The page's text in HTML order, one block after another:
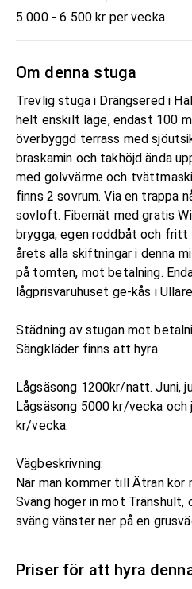
5 000 - 6 500 kr per vecka
Om denna stuga
Trevlig stuga i Drängsered i
helt enskilt läge, endast 100
överbyggd terrass med
braskamin och takhöjd ända
med golvvärme och
finns 2 sovrum. Via en trappa
sovloft. Fibernät med gratis
brygga, egen roddbåt och
årets alla skiftningar i denna
på tomten, mot betalning.
lågprisvaruhuset ge-kås i
Städning av stugan mot
Sängkläder finns att hyra
Lågsäsong 1200kr/natt. Juni,
Lågsäsong 5000 kr/vecka och
kr/vecka.
Vägbeskrivning:
När man kommer till Ätran kör
Sväng höger in mot Tränshult,
sväng vänster ner på en
Priser för att hyra